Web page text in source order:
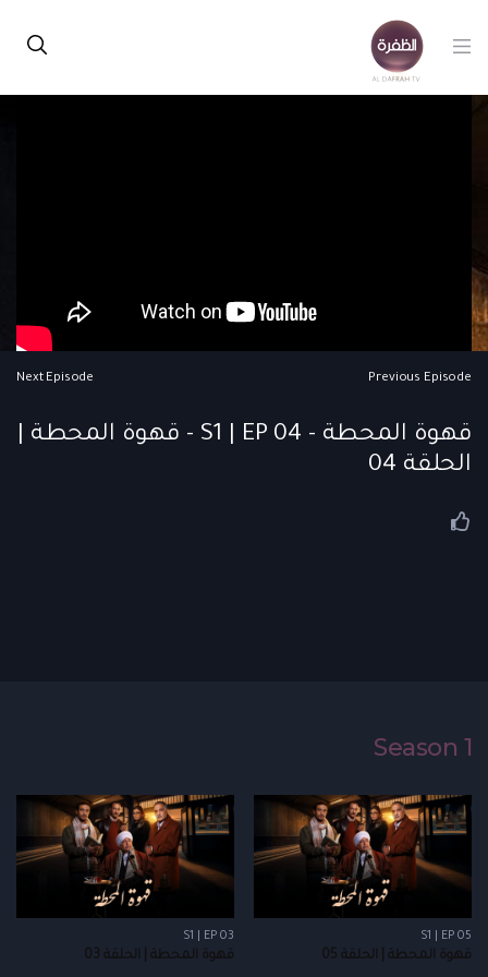
Previous Episode
Next Episode
قهوة المحطة - S1 | EP 04 - قهوة المحطة |
الحلقة 04
Season 1
S1 | EP 05
قهوة المحطة | الحلقة 05
S1 | EP 03
قهوة المحطة | الحلقة 03